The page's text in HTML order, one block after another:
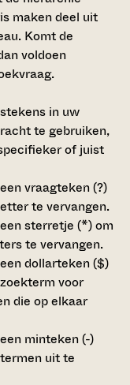
maken deel uit
Komt de
voldoen
in uw
te gebruiken,
of juist
vraagteken (?)
te vervangen.
sterretje (*)om
te vervangen.
dollarteken ($)
voor
die op elkaar
minteken (-)
uit te